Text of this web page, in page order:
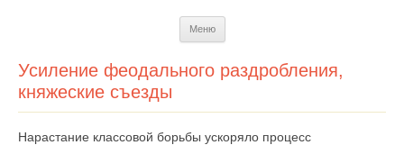
Меню
Усиление феодального раздробления,
княжеские съезды
Нарастание классовой борьбы ускоряло процесс